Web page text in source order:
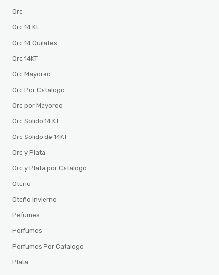
Oro
Oro 14 Kt
Oro 14 Quilates
Oro 14KT
Oro Mayoreo
Oro Por Catalogo
Oro por Mayoreo
Oro Solido 14 KT
Oro Sólido de 14KT
Oro y Plata
Oro y Plata por Catalogo
Otoño
Otoño Invierno
Pefumes
Perfumes
Perfumes Por Catalogo
Plata